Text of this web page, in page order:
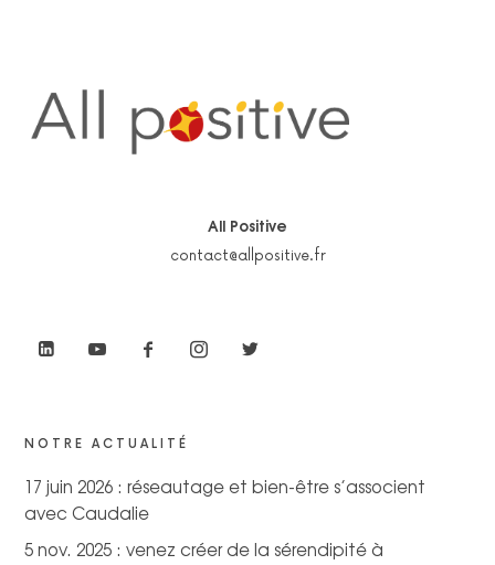
All Positive
contact@allpositive.fr
NOTRE ACTUALITÉ
17 juin 2026 : réseautage et bien-être s’associent
avec Caudalie
5 nov. 2025 : venez créer de la sérendipité à